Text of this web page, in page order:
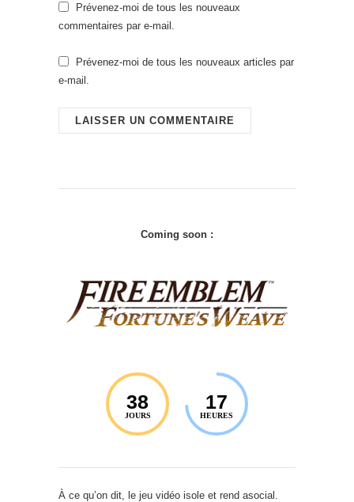
Prévenez-moi de tous les nouveaux
commentaires par e-mail.
Prévenez-moi de tous les nouveaux articles par
e-mail.
Coming soon :
38
JOURS
17
HEURES
À ce qu’on dit, le jeu vidéo isole et rend asocial.